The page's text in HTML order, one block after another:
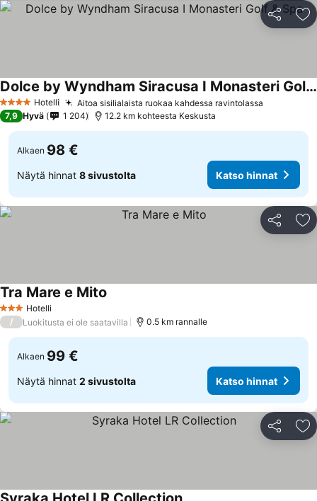
Jaa
4 Tähtiluokitus
Hotelli Aitoa sisilialaista ruokaa kahdessa ravintolassa
Dolce by Wyndham Siracusa I Monasteri Golf & Spa
7,9 Hyvä 1 204 12.2 km kohteesta Keskusta
Alkaen 98 €
Näytä hinnat 8 sivustolta Katso hinnat
Jaa
3 Tähtiluokitus
Hotelli
Tra Mare e Mito
/ Luokitusta ei ole saatavilla 0.5 km rannalle
Alkaen 99 €
Näytä hinnat 2 sivustolta Katso hinnat
Jaa